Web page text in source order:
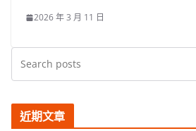
2026 年 3 月 11 日
近期文章